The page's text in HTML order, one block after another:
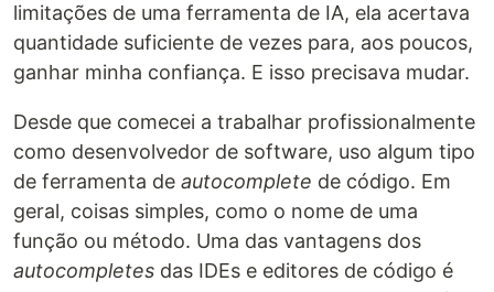
limitações de uma ferramenta de IA, ela acertava
quantidade suficiente de vezes para, aos poucos,
ganhar minha confiança. E isso precisava mudar.
Desde que comecei a trabalhar profissionalmente
como desenvolvedor de software, uso algum tipo
de ferramenta de autocomplete de código. Em
geral, coisas simples, como o nome de uma
função ou método. Uma das vantagens dos
autocompletes das IDEs e editores de código é